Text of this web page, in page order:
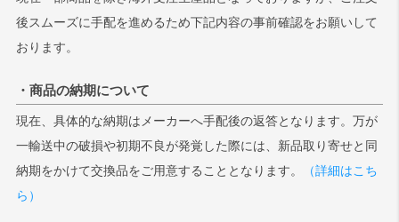
後スムーズに手配を進めるため下記内容の事前確認をお願いして
おります。
・商品の納期について
現在、具体的な納期はメーカーへ手配後の返答となります。万が
一輸送中の破損や初期不良が発覚した際には、新品取り寄せと同
納期をかけて交換品をご用意することとなります。
（詳細はこち
ら）